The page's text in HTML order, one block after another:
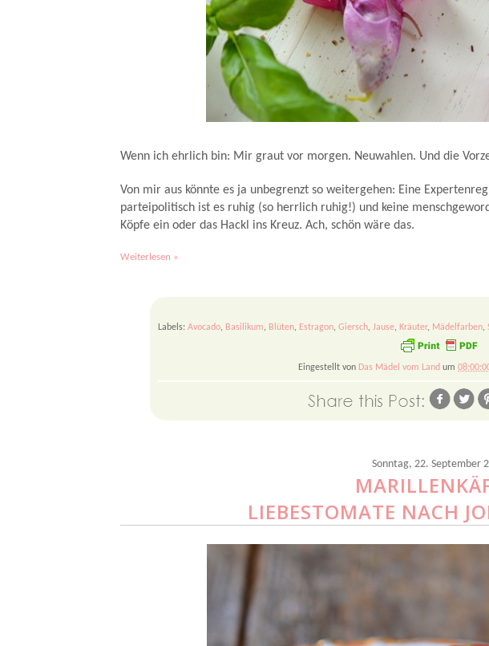
Wenn ich ehrlich bin: Mir graut vor morgen. Neuwahlen. Und die
Von mir aus könnte es ja unbegrenzt so weitergehen: Eine
parteipolitisch ist es ruhig (so herrlich ruhig!) und keine
Köpfe ein oder das Hackl ins Kreuz. Ach, schön wäre das.
Weiterlesen »
Labels: Avocado, Basilikum, Blüten, Estragon, Giersch, Jause, Kräuter, Mädelfarben,
Eingestellt von Das Mädel vom Land um
Sonntag, 22. September
LIEBESTOMATE NACH